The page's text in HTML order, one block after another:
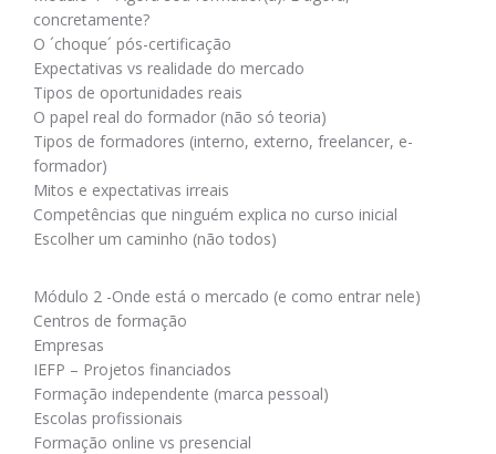
concretamente?
O ´choque´ pós-certificação
Expectativas vs realidade do mercado
Tipos de oportunidades reais
O papel real do formador (não só teoria)
Tipos de formadores (interno, externo, freelancer, e-
formador)
Mitos e expectativas irreais
Competências que ninguém explica no curso inicial
Escolher um caminho (não todos)
Módulo 2 -Onde está o mercado (e como entrar nele)
Centros de formação
Empresas
IEFP – Projetos financiados
Formação independente (marca pessoal)
Escolas profissionais
Formação online vs presencial